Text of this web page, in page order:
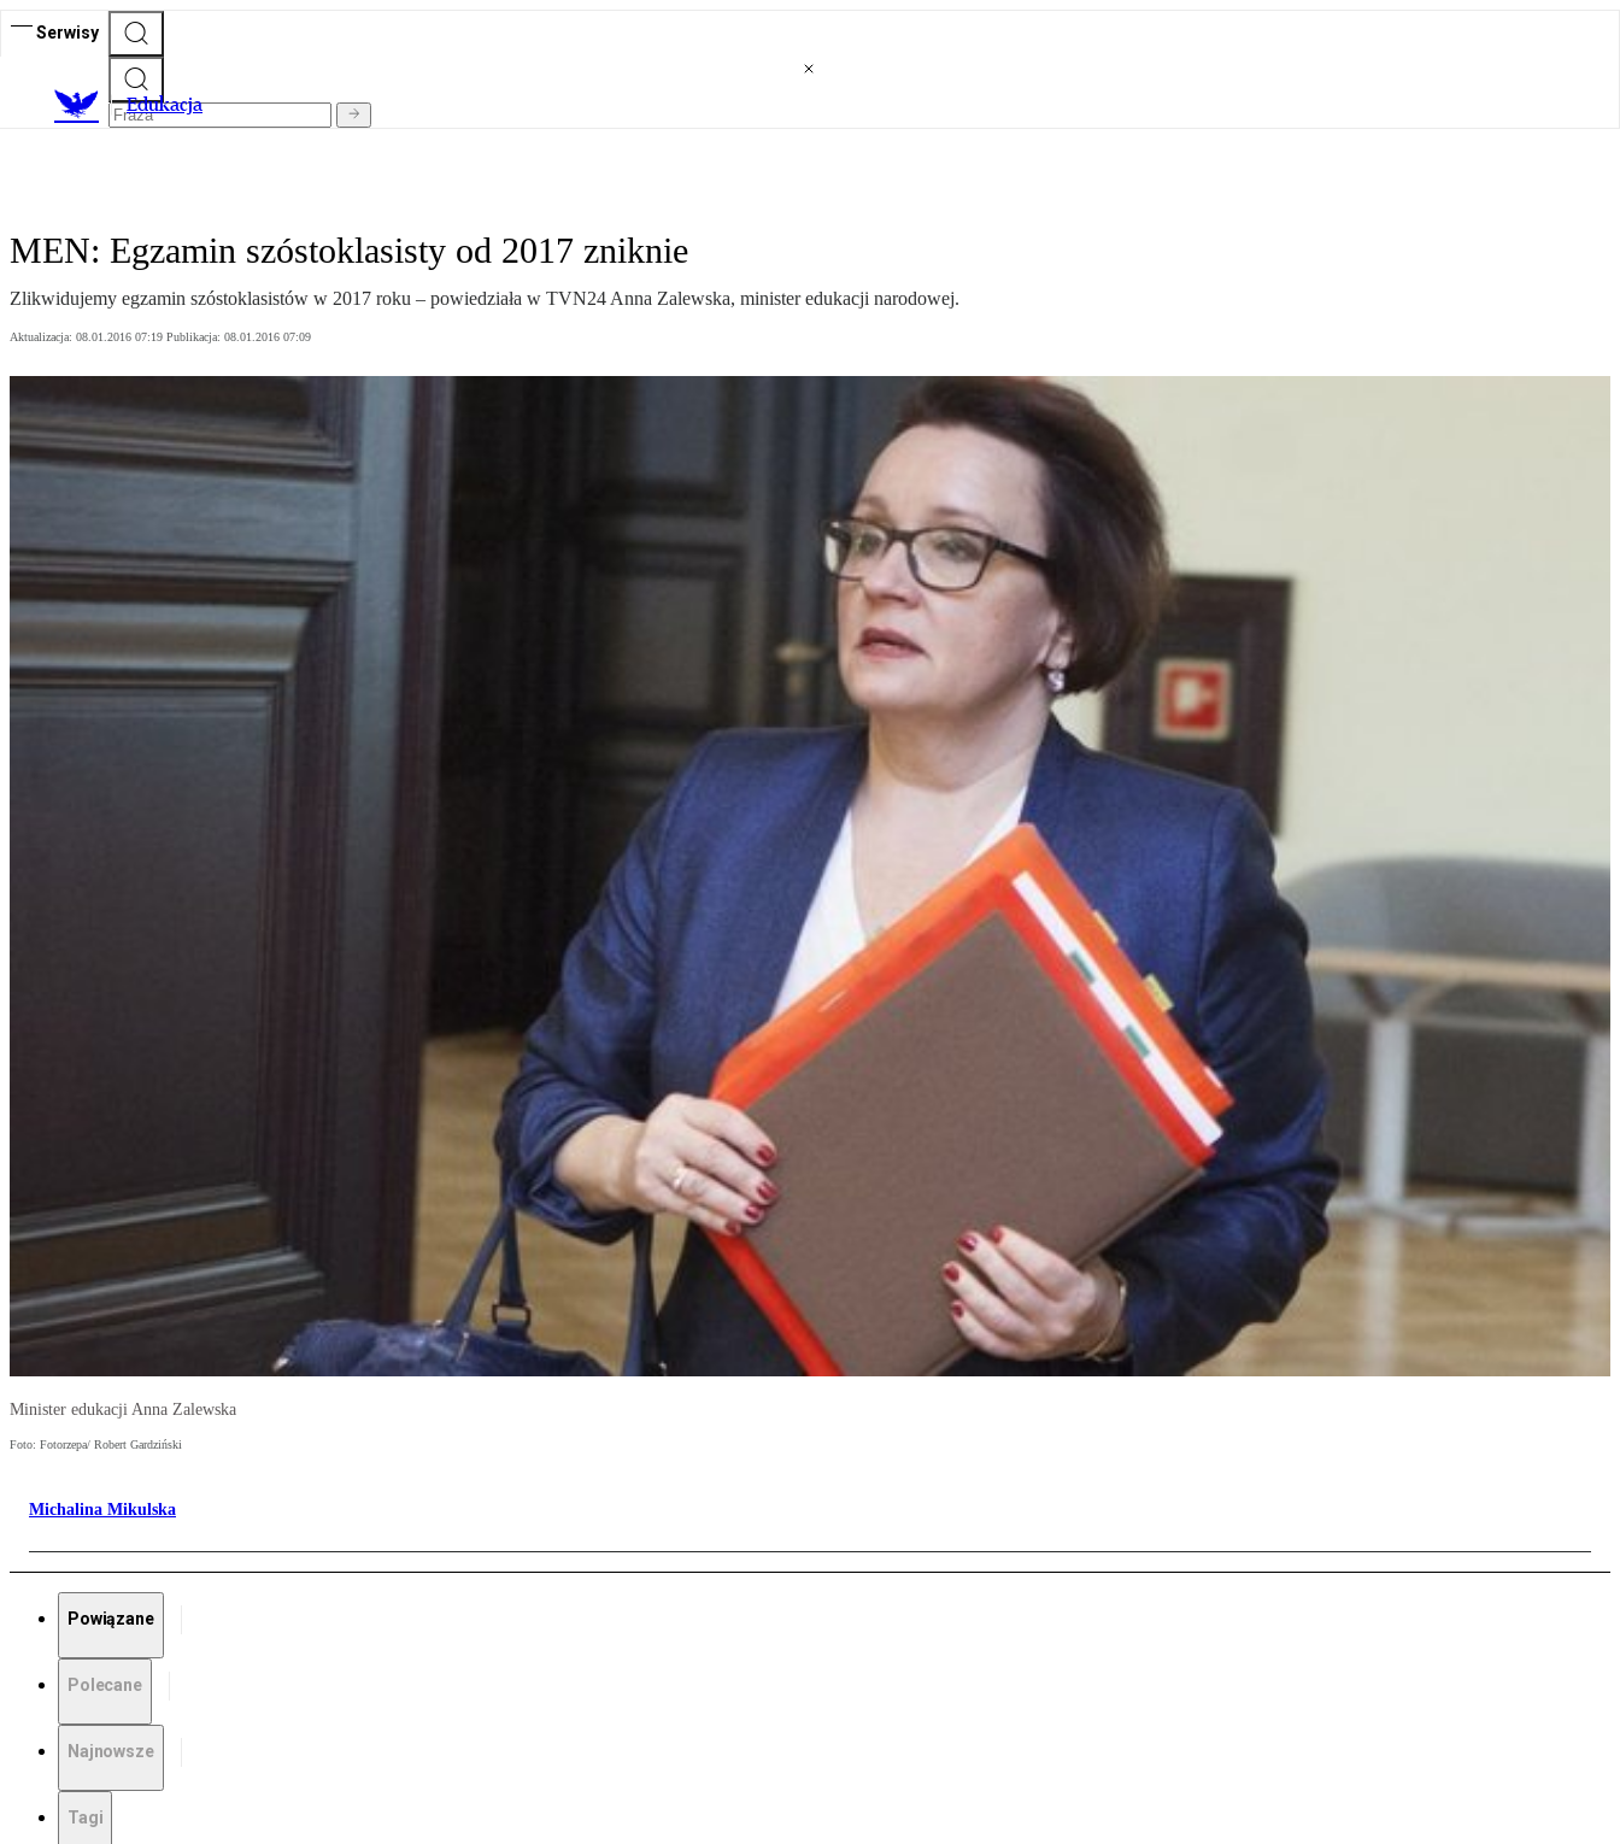
Serwisy
Edukacja
MEN: Egzamin szóstoklasisty od 2017 zniknie
Zlikwidujemy egzamin szóstoklasistów w 2017 roku – powiedziała w TVN24 Anna Zalewska, minister edukacji narodowej.
Aktualizacja: 08.01.2016 07:19 Publikacja: 08.01.2016 07:09
Minister edukacji Anna Zalewska
Foto: Fotorzepa/ Robert Gardziński
Michalina Mikulska
Powiązane
Polecane
Najnowsze
Tagi